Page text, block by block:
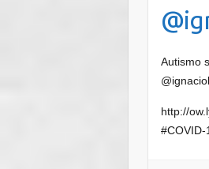
Autismo
http://